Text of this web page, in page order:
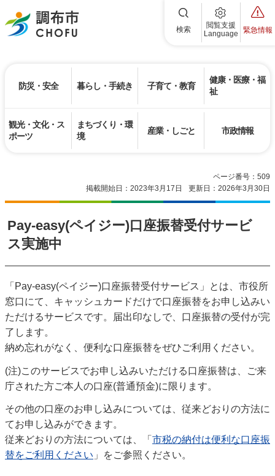
調布市 検索
閲覧支援
Language
緊急情報
防災・安全 暮らし・手続き 子育て・教育
健康・医療・福
祉
観光・文化・ス
ポーツ
まちづくり・環
境
産業・しごと 市政情報
ページ番号：509
掲載開始日：2023年3月17日
更新日：2026年3月30日
Pay-easy(ペイジー)口座振替受付サービ
ス実施中
「Pay-easy(ペイジー)口座振替受付サービス」とは、市役所
窓口にて、キャッシュカードだけで口座振替をお申し込みい
ただけるサービスです。届出印なしで、口座振替の受付が完
了します。
納め忘れがなく、便利な口座振替をぜひご利用ください。
(注)このサービスでお申し込みいただける口座振替は、ご来
庁された方ご本人の口座(普通預金)に限ります。
その他の口座のお申し込みについては、従来どおりの方法に
てお申し込みができます。
従来どおりの方法については、「 市税の納付は便利な口座振
替をご利用ください 」をご参照ください。